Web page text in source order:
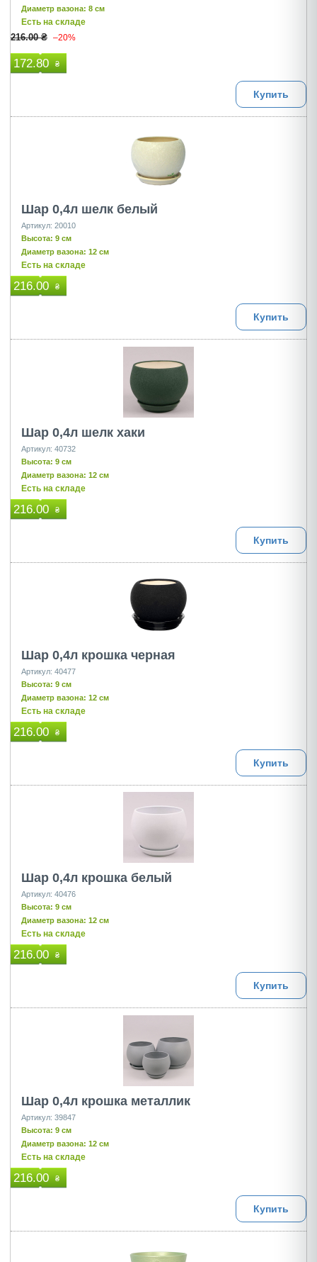
Диаметр вазона: 8 см
Есть на складе
216.00 ₴ –20%
172.80 ₴
Купить
Шар 0,4л шелк белый
Артикул: 20010
Высота: 9 см
Диаметр вазона: 12 см
Есть на складе
216.00 ₴
Купить
Шар 0,4л шелк хаки
Артикул: 40732
Высота: 9 см
Диаметр вазона: 12 см
Есть на складе
216.00 ₴
Купить
Шар 0,4л крошка черная
Артикул: 40477
Высота: 9 см
Диаметр вазона: 12 см
Есть на складе
216.00 ₴
Купить
Шар 0,4л крошка белый
Артикул: 40476
Высота: 9 см
Диаметр вазона: 12 см
Есть на складе
216.00 ₴
Купить
Шар 0,4л крошка металлик
Артикул: 39847
Высота: 9 см
Диаметр вазона: 12 см
Есть на складе
216.00 ₴
Купить